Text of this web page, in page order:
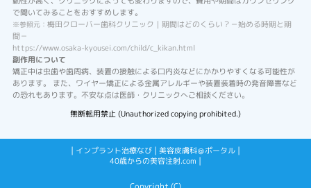
で聞いてみることをおすすめします。
※参照元： 梅田クローバー歯科クリニック｜期間はどのくらい？－始める時期と期
間－
https://www.osaka-kyousei.com/child/c_kikan.html
副作用について
矯正中は虫歯や歯周病、装置の接触による口内炎などにかかりやすくなる可能性が
あります。 また、ワイヤー矯正による金属アレルギーや装置装着時の発音障害など
の恐れもあります。不安な点は医師・クリニックへご相談ください。
無断転用禁止 (Unauthorized copying prohibited.)
| インプラント治療なび | 美容皮膚科＠ポータル |
40歳からの美容注射.com |